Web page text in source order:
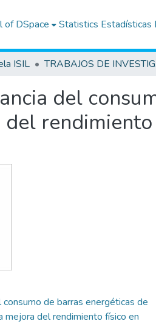
of DSpace Statistics Estadísticas
ISIL
del
del
consumo de barras energéticas de
mejora del rendimiento físico en